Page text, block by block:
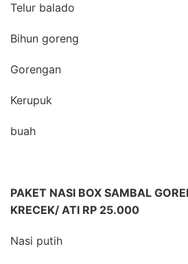
Telur balado
Bihun goreng
Gorengan
Kerupuk
buah
PAKET NASI BOX SAMBAL
KRECEK/ ATI RP 25.000
Nasi putih